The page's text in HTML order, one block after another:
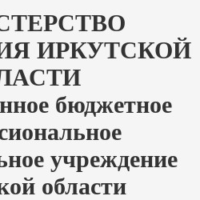
ИРКУТСКОЙ
бюджетное
учреждение
области